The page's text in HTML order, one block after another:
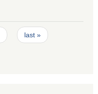
last »